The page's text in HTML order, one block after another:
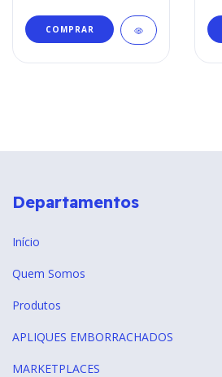
COMPRAR
Departamentos
Início
Quem Somos
Produtos
APLIQUES EMBORRACHADOS
MARKETPLACES